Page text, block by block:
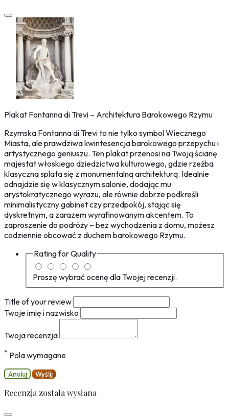
Plakat Fontanna di Trevi – Architektura Barokowego Rzymu
Rzymska Fontanna di Trevi to nie tylko symbol Wiecznego
Miasta, ale prawdziwa kwintesencja barokowego przepychu i
artystycznego geniuszu. Ten plakat przenosi na Twoją ścianę
majestat włoskiego dziedzictwa kulturowego, gdzie rzeźba
klasyczna splata się z monumentalną architekturą. Idealnie
odnajdzie się w klasycznym salonie, dodając mu
arystokratycznego wyrazu, ale równie dobrze podkreśli
minimalistyczny gabinet czy przedpokój, stając się
dyskretnym, a zarazem wyrafinowanym akcentem. To
zaproszenie do podróży – bez wychodzenia z domu, możesz
codziennie obcować z duchem barokowego Rzymu.
Rating forQuality
Proszę wybrać ocenę dla Twojej recenzji.
Title of your review
Twoje imię i nazwisko
Twoja recenzja
* Pola wymagane
Anuluj Wyślij
Recenzja została wysłana